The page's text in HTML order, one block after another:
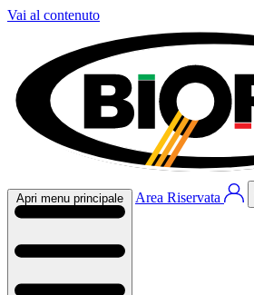
Vai al contenuto
Apri menu principale Area Riservata